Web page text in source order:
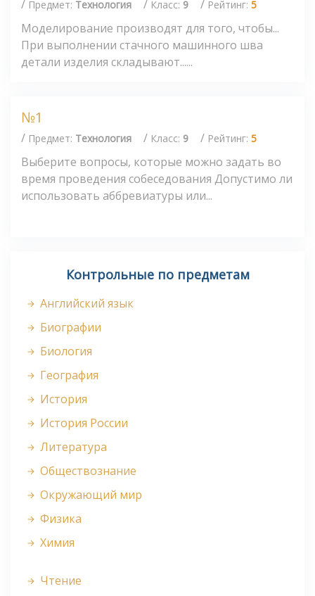
/ Предмет: Технология / Класс: 9 / Рейтинг: 5
Моделирование производят для того, чтобы...
При выполнении стачного машинного шва
детали изделия складывают......
№1
/ Предмет: Технология / Класс: 9 / Рейтинг: 5
Выберите вопросы, которые можно задать во
время проведения собеседования Допустимо ли
использовать аббревиатуры или...
Контрольные по предметам
Английский язык
Биографии
Биология
География
История
История России
Литература
Обществознание
Окружающий мир
Физика
Химия
Чтение